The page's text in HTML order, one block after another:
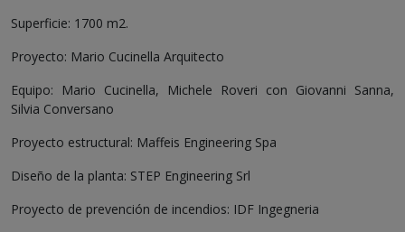
Superficie: 1700 m2.
Proyecto: Mario Cucinella Arquitecto
Equipo: Mario Cucinella, Michele Roveri con Giovanni Sanna,
Silvia Conversano
Proyecto estructural: Maffeis Engineering Spa
Diseño de la planta: STEP Engineering Srl
Proyecto de prevención de incendios: IDF Ingegneria